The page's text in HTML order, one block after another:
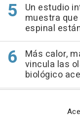
Un estudio
muestra
espinal
Más calor,
vincula las
biológico